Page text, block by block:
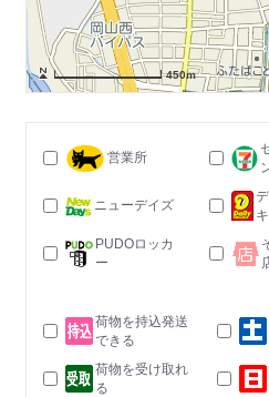
450m
営業所
ニューデイズ
キ
PUDOロッカ
ー
荷物を持込発送
できる
荷物を受け取れ
る